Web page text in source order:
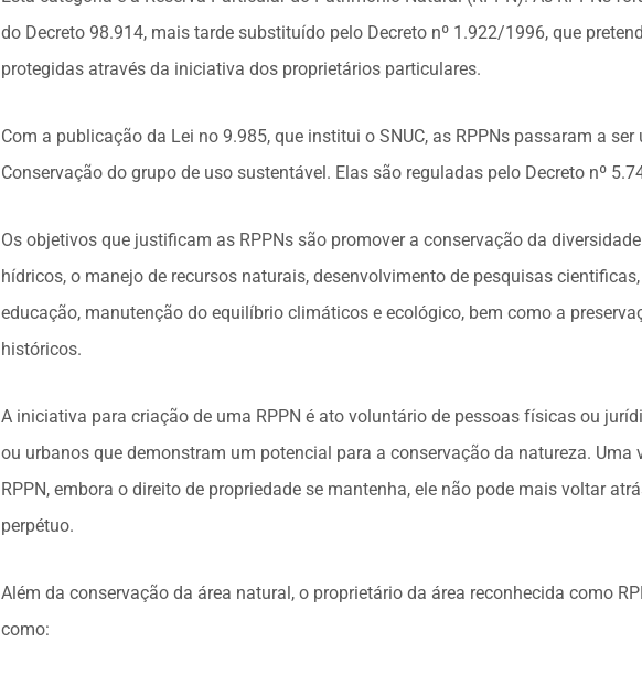
do Decreto 98.914, mais tarde substituído pelo Decreto nº 1.922/1996, que
protegidas através da iniciativa dos proprietários particulares.
Com a publicação da Lei no 9.985, que institui o SNUC, as RPPNs passaram a
Conservação do grupo de uso sustentável. Elas são reguladas pelo Decreto nº
Os objetivos que justificam as RPPNs são promover a conservação da
hídricos, o manejo de recursos naturais, desenvolvimento de pesquisas
educação, manutenção do equilíbrio climáticos e ecológico, bem como a
históricos.
A iniciativa para criação de uma RPPN é ato voluntário de pessoas físicas ou
ou urbanos que demonstram um potencial para a conservação da natureza. Uma
RPPN, embora o direito de propriedade se mantenha, ele não pode mais voltar
perpétuo.
Além da conservação da área natural, o proprietário da área reconhecida como
como: